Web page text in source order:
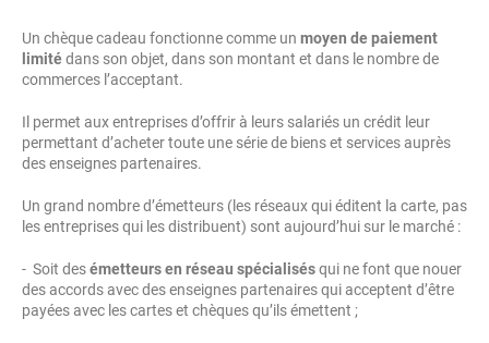
Un chèque cadeau fonctionne comme un moyen de paiement
limitédans son objet, dans son montant et dans le nombre de
commerces l’acceptant.
Il permet aux entreprises d’offrir à leurs salariés un crédit leur
permettant d’acheter toute une série de biens et services auprès
des enseignes partenaires.
Un grand nombre d’émetteurs (les réseaux qui éditent la carte, pas
les entreprises qui les distribuent) sont aujourd’hui sur le marché :
- Soit desémetteurs en réseau spécialisésqui ne font que nouer
des accords avec des enseignes partenaires qui acceptent d’être
payées avec les cartes et chèques qu’ils émettent ;